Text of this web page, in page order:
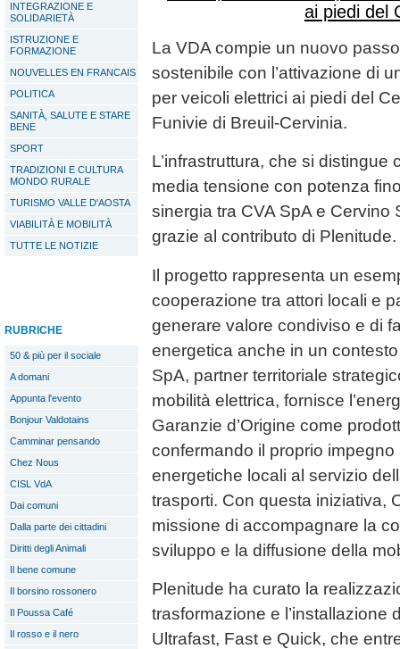
INTEGRAZIONE E
SOLIDARIETÀ
ISTRUZIONE E
FORMAZIONE
NOUVELLES EN FRANCAIS
POLITICA
SANITÀ, SALUTE E STARE
BENE
SPORT
TRADIZIONI E CULTURA
MONDO RURALE
TURISMO VALLE D'AOSTA
VIABILITÀ E MOBILITÀ
TUTTE LE NOTIZIE
RUBRICHE
50 & più per il sociale
A domani
Appunta l'evento
Bonjour Valdotains
Camminar pensando
Chez Nous
CISL VdA
Dai comuni
Dalla parte dei cittadini
Diritti degli Animali
Il bene comune
Il borsino rossonero
Il Poussa Café
Il rosso e il nero
La VDA compie un nuovo
sostenibile con l’attivazione di
per veicoli elettrici ai piedi del
Funivie di Breuil-Cervinia.
L’infrastruttura, che si distingue
media tensione con potenza
sinergia tra CVA SpA e
grazie al contributo di Plenitude.
Il progetto rappresenta un
cooperazione tra attori locali e
generare valore condiviso e di
energetica anche in un
SpA, partner territoriale
mobilità elettrica, fornisce
Garanzie d’Origine come
confermando il proprio
energetiche locali al servizio
trasporti. Con questa iniziativa,
missione di accompagnare la
sviluppo e la diffusione della
Plenitude ha curato la
trasformazione e l’installazione
Ultrafast, Fast e Quick, che